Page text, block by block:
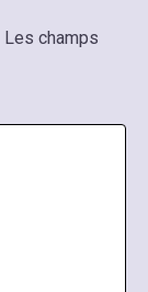
Les champs